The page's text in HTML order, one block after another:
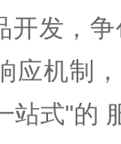
开发，
应机制
站式"的